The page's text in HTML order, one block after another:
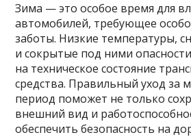
Зима — это особое время для
автомобилей, требующее
заботы. Низкие температуры,
и сокрытые под ними
на техническое состояние
средства. Правильный уход за
период поможет не только
внешний вид и
обеспечить безопасность на